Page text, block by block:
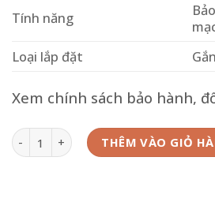
Tính năng
Loại lắp đặt
Xem chính sách bảo hành,
cầu dao tổng EZ9F34450 Schneider
THÊM VÀO GIỎ